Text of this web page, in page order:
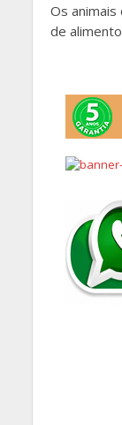
Os
de